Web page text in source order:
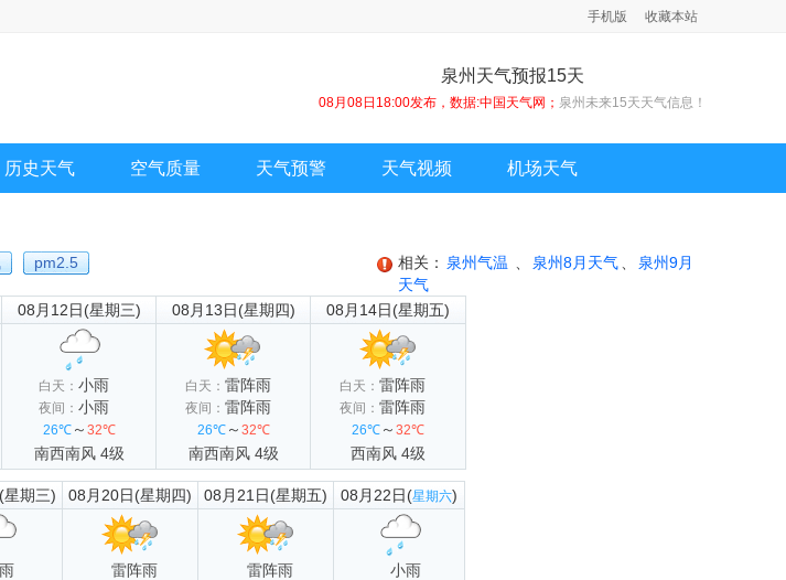
手机版 收藏本站
泉州天气预报15天
08月08日18:00发布，数据:中国天气网； 泉州未来15天天气信息！
历史天气 空气质量 天气预警 天气视频 机场天气
pm2.5 相关： 泉州气温 泉州8月天气
泉州9月
天气
08月12日(星期三)
白天： 小雨
夜间： 小雨
26℃～ 32℃
南西南风 4级
08月13日(星期四)
白天： 雷阵雨
夜间： 雷阵雨
26℃～ 32℃
南西南风 4级
08月14日(星期五)
白天： 雷阵雨
夜间： 雷阵雨
26℃ ～ 32℃
西南风 4级
期三) 08月20日(星期四)
雷阵雨
08月21日(星期五)
雷阵雨
08月22日(星期六)
小雨